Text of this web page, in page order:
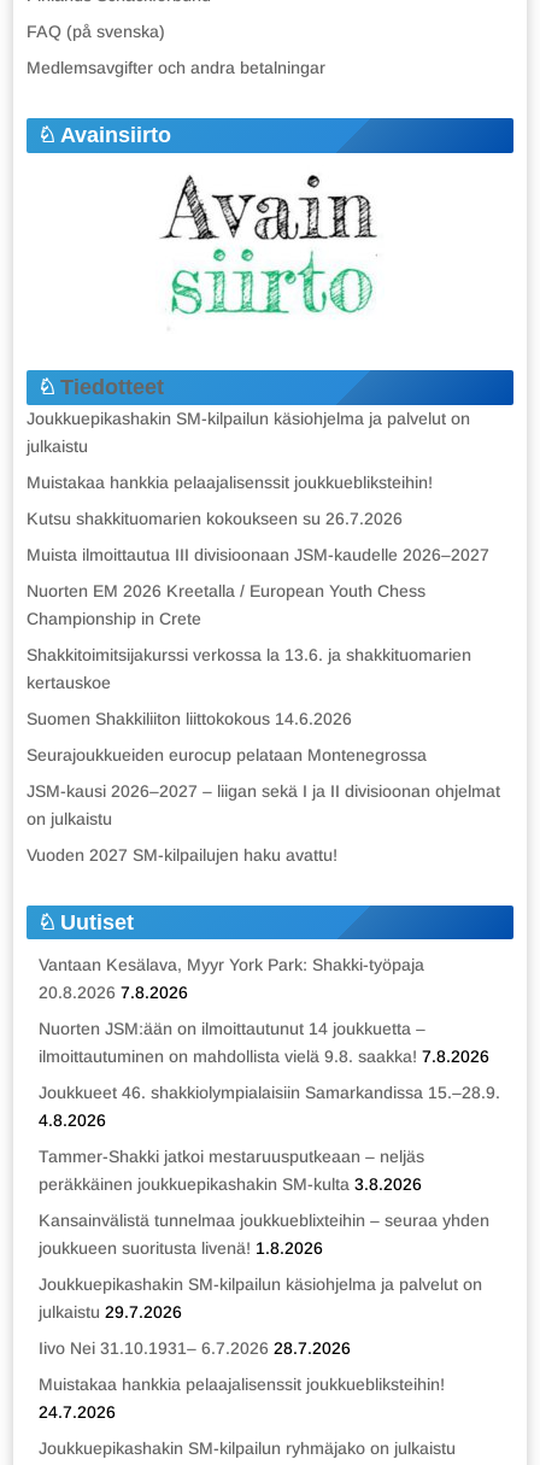
FAQ (på svenska)
Medlemsavgifter och andra betalningar
Avainsiirto
Tiedotteet
Joukkuepikashakin SM-kilpailun käsiohjelma ja palvelut on
julkaistu
Muistakaa hankkia pelaajalisenssit joukkuebliksteihin!
Kutsu shakkituomarien kokoukseen su 26.7.2026
Muista ilmoittautua III divisioonaan JSM-kaudelle 2026–2027
Nuorten EM 2026 Kreetalla / European Youth Chess
Championship in Crete
Shakkitoimitsijakurssi verkossa la 13.6. ja shakkituomarien
kertauskoe
Suomen Shakkiliiton liittokokous 14.6.2026
Seurajoukkueiden eurocup pelataan Montenegrossa
JSM-kausi 2026–2027 – liigan sekä I ja II divisioonan ohjelmat
on julkaistu
Vuoden 2027 SM-kilpailujen haku avattu!
Uutiset
Vantaan Kesälava, Myyr York Park: Shakki-työpaja
20.8.2026 7.8.2026
Nuorten JSM:ään on ilmoittautunut 14 joukkuetta –
ilmoittautuminen on mahdollista vielä 9.8. saakka! 7.8.2026
Joukkueet 46. shakkiolympialaisiin Samarkandissa 15.–28.9.
4.8.2026
Tammer-Shakki jatkoi mestaruusputkeaan – neljäs
peräkkäinen joukkuepikashakin SM-kulta 3.8.2026
Kansainvälistä tunnelmaa joukkueblixteihin – seuraa yhden
joukkueen suoritusta livenä! 1.8.2026
Joukkuepikashakin SM-kilpailun käsiohjelma ja palvelut on
julkaistu 29.7.2026
Iivo Nei 31.10.1931– 6.7.2026 28.7.2026
Muistakaa hankkia pelaajalisenssit joukkuebliksteihin!
24.7.2026
Joukkuepikashakin SM-kilpailun ryhmäjako on julkaistu